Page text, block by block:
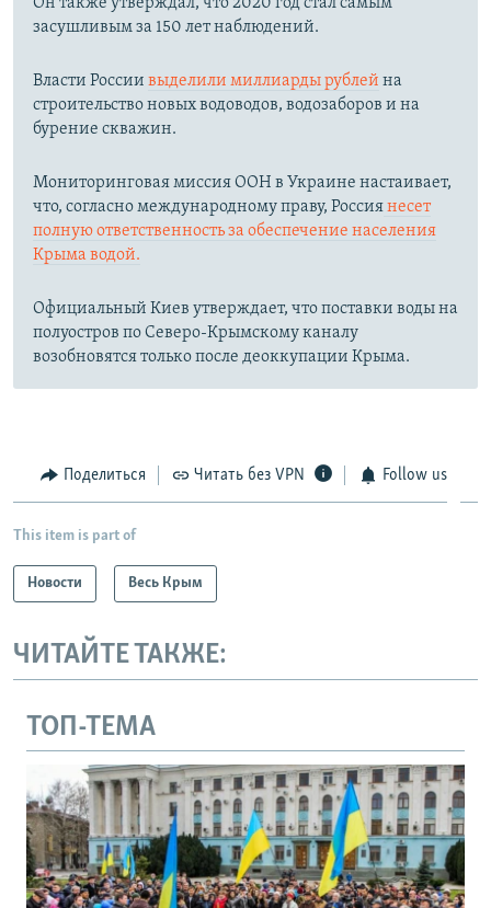
засушливым за 150 лет наблюдений.​
Власти России выделили миллиарды рублей на
строительство новых водоводов, водозаборов и на
бурение скважин.
Мониторинговая миссия ООН в Украине настаивает,
что, согласно международному праву, Россиянесет
полную ответственность за обеспечение населения
Крыма водой.
Официальный Киев утверждает, что поставки воды на
полуостров по Северо-Крымскому каналу
возобновятся только после деоккупации Крыма.
Поделиться Читать без VPN Follow us
This item is part of
Новости Весь Крым
ЧИТАЙТЕ ТАКЖЕ:
ТОП-ТЕМА